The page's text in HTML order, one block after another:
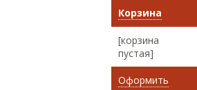
Корзина
[корзина
пустая]
Оформить